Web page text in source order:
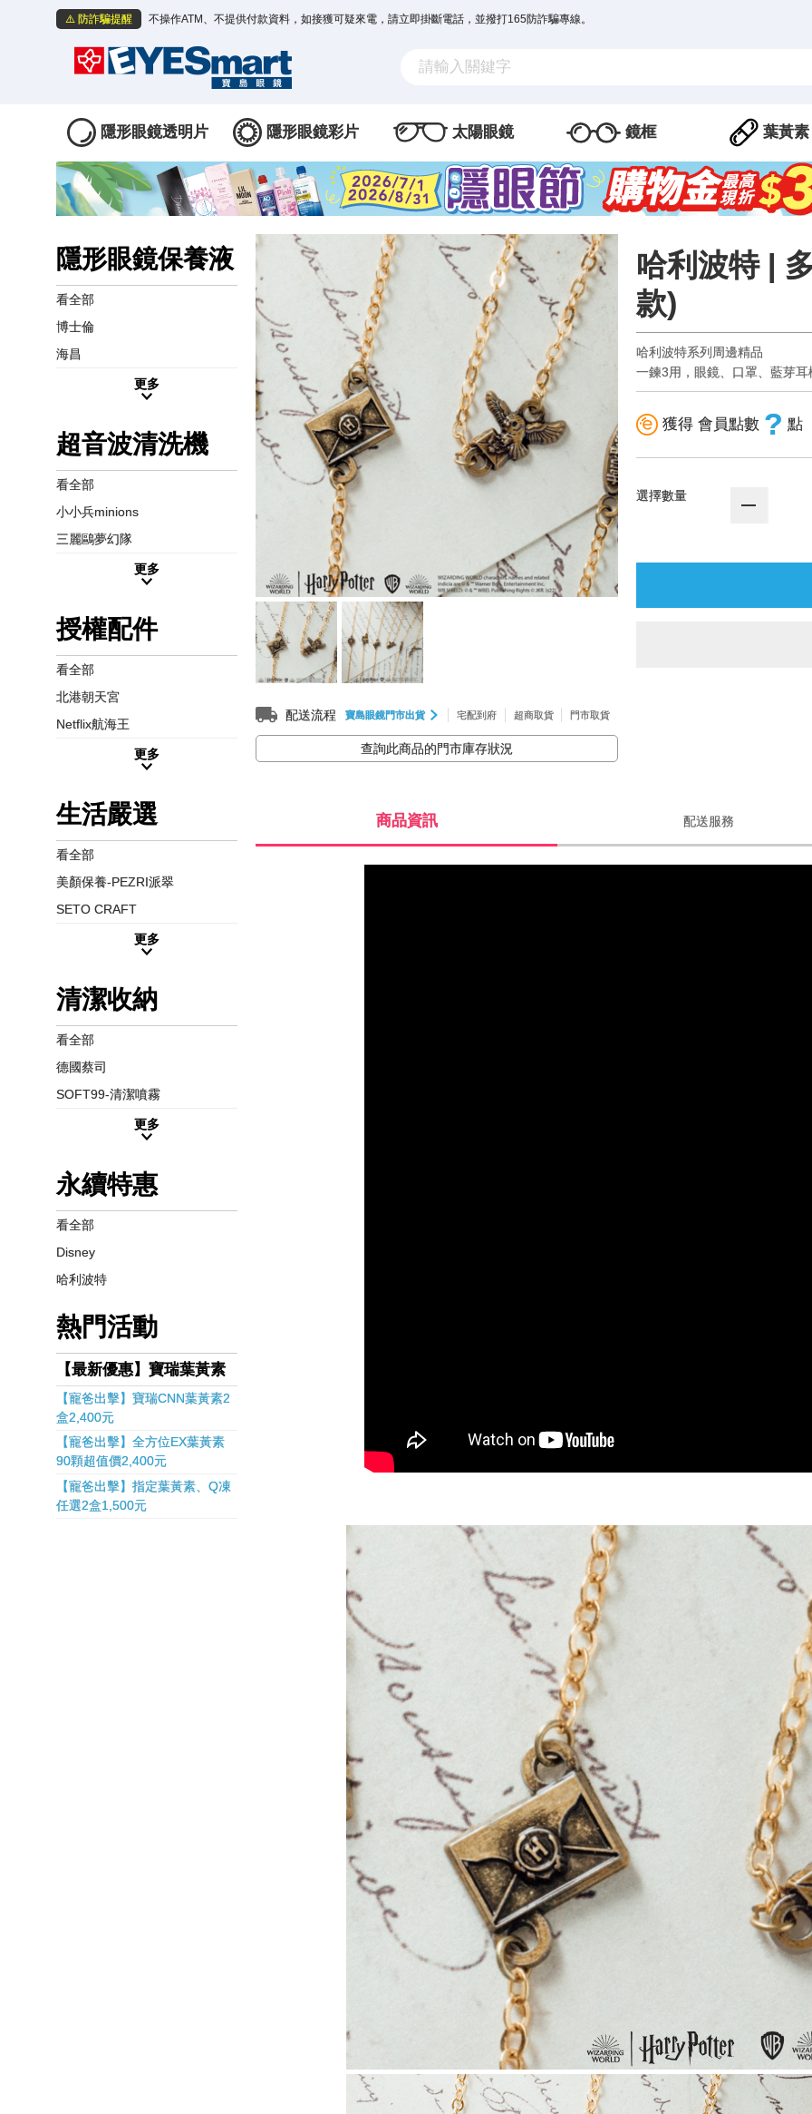
⚠️ 防詐騙提醒 不操作ATM、不提供付款資料，如接獲可疑來電，請立即掛斷電話，並撥打165防詐騙專線。
隱形眼鏡透明片 隱形眼鏡彩片 太陽眼鏡 鏡框 葉黃素
隱形眼鏡保養液
看全部
博士倫
海昌
更多
超音波清洗機
看全部
小小兵minions
三麗鷗夢幻隊
更多
授權配件
看全部
北港朝天宮
Netflix航海王
更多
生活嚴選
看全部
美顏保養-PEZRI派翠
SETO CRAFT
更多
清潔收納
看全部
德國蔡司
SOFT99-清潔噴霧
更多
永續特惠
看全部
Disney
哈利波特
熱門活動
【最新優惠】寶瑞葉黃素
【寵爸出擊】寶瑞CNN葉黃素2
盒2,400元
【寵爸出擊】全方位EX葉黃素
90顆超值價2,400元
【寵爸出擊】指定葉黃素、Q凍
任選2盒1,500元
配送流程 寶島眼鏡門市出貨 宅配到府 超商取貨 門市取貨
查詢此商品的門市庫存狀況
哈利波特 |
款)
哈利波特系列周邊精品
一鍊3用，眼鏡、口罩、藍芽
獲得 會員點數 ? 點
選擇數量
商品資訊 配送服務